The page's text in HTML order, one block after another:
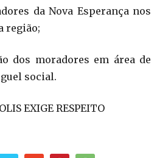
da Nova Esperança nos
região;
dos moradores em área de
social.
EXIGE RESPEITO